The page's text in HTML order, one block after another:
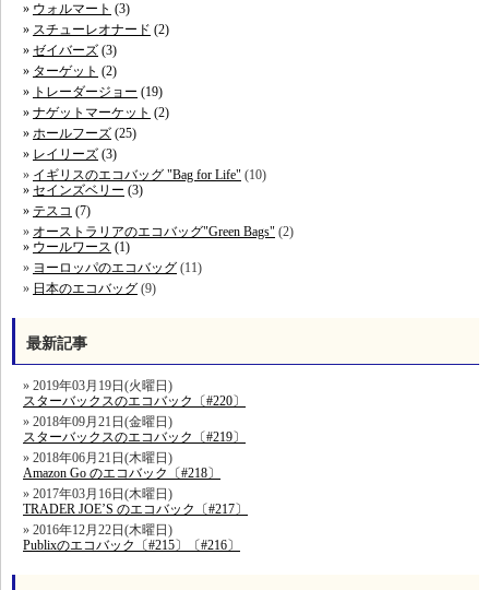
ウォルマート (3)
スチューレオナード (2)
ゼイバーズ (3)
ターゲット (2)
トレーダージョー (19)
ナゲットマーケット (2)
ホールフーズ (25)
レイリーズ (3)
イギリスのエコバッグ "Bag for Life" (10)
セインズベリー (3)
テスコ (7)
オーストラリアのエコバッグ"Green Bags" (2)
ウールワース (1)
ヨーロッパのエコバッグ (11)
日本のエコバッグ (9)
最新記事
2019年03月19日(火曜日)
スターバックスのエコバック〔#220〕
2018年09月21日(金曜日)
スターバックスのエコバック〔#219〕
2018年06月21日(木曜日)
Amazon Go のエコバック〔#218〕
2017年03月16日(木曜日)
TRADER JOE’S のエコバック〔#217〕
2016年12月22日(木曜日)
Publixのエコバック〔#215〕〔#216〕